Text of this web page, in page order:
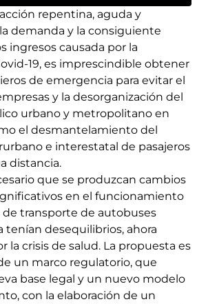
repentina, aguda y
demanda y la consiguiente
ingresos causada por la
19, es imprescindible obtener
de emergencia para evitar el
y la desorganización del
urbano y metropolitano en
el desmantelamiento del
e interestatal de pasajeros
distancia.
que se produzcan cambios
en el funcionamiento
de transporte de autobuses
tenían desequilibrios, ahora
la crisis de salud. La propuesta es
un marco regulatorio, que
base legal y un nuevo modelo
con la elaboración de un